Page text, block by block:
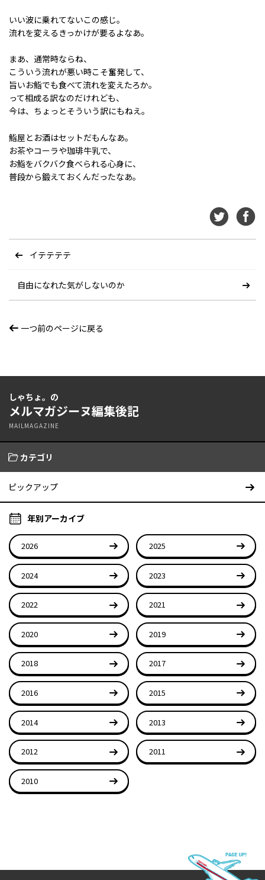
いい波に乗れてないこの感じ。
流れを変えるきっかけが要るよなあ。
まあ、通常時ならね、
こういう流れが悪い時こそ奮発して、
旨いお鮨でも食べて流れを変えたろか。
って相成る訳なのだけれども、
今は、ちょっとそういう訳にもねえ。
鮨屋とお酒はセットだもんなあ。
お茶やコーラや珈琲牛乳で、
お鮨をバクバク食べられる心身に、
普段から鍛えておくんだったなあ。
イテテテテ
自由になれた気がしないのか
一つ前のページに戻る
しゃちょ。の
メルマガジーヌ編集後記
MAILMAGAZINE
カテゴリ
ピックアップ
年別アーカイブ
2026 2025
2024 2023
2022 2021
2020 2019
2018 2017
2016 2015
2014 2013
2012 2011
2010